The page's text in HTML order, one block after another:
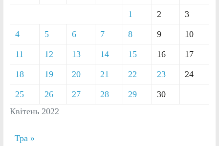
Квітень 2022
1 2 3
4 5 6 7 8 9 10
11 12 13 14 15 16 17
18 19 20 21 22 23 24
25 26 27 28 29 30
Тра »